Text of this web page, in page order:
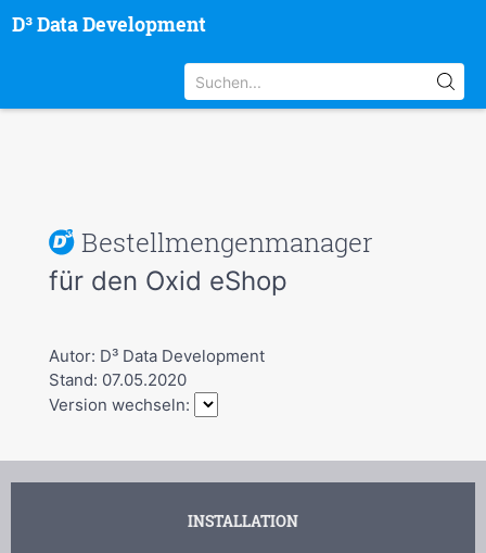
D³ Data Development
Bestellmengenmanager
für den Oxid eShop
Autor: D³ Data Development
Stand: 07.05.2020
Version wechseln:
INSTALLATION